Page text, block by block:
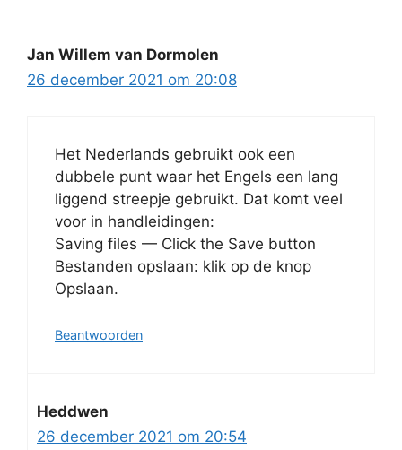
Jan Willem van Dormolen
26 december 2021 om 20:08
Het Nederlands gebruikt ook een
dubbele punt waar het Engels een lang
liggend streepje gebruikt. Dat komt veel
voor in handleidingen:
Saving files — Click the Save button
Bestanden opslaan: klik op de knop
Opslaan.
Beantwoorden
Heddwen
26 december 2021 om 20:54